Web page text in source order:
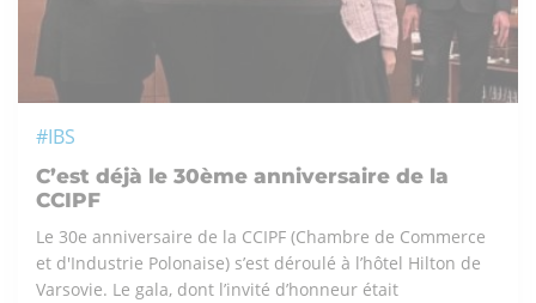
#IBS
C’est déjà le 30ème anniversaire de la
CCIPF
Le 30e anniversaire de la CCIPF (Chambre de Commerce
et d'Industrie Polonaise) s’est déroulé à l’hôtel Hilton de
Varsovie. Le gala, dont l’invité d’honneur était